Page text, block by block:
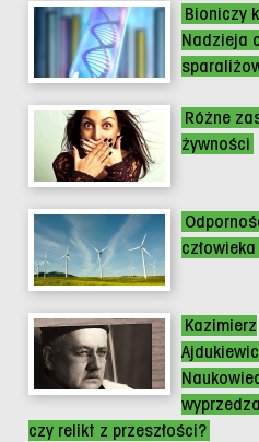
Bioniczy
Nadzieja
Różne
żywności
człowieka
Kazimierz
czy relikt z przeszłości?